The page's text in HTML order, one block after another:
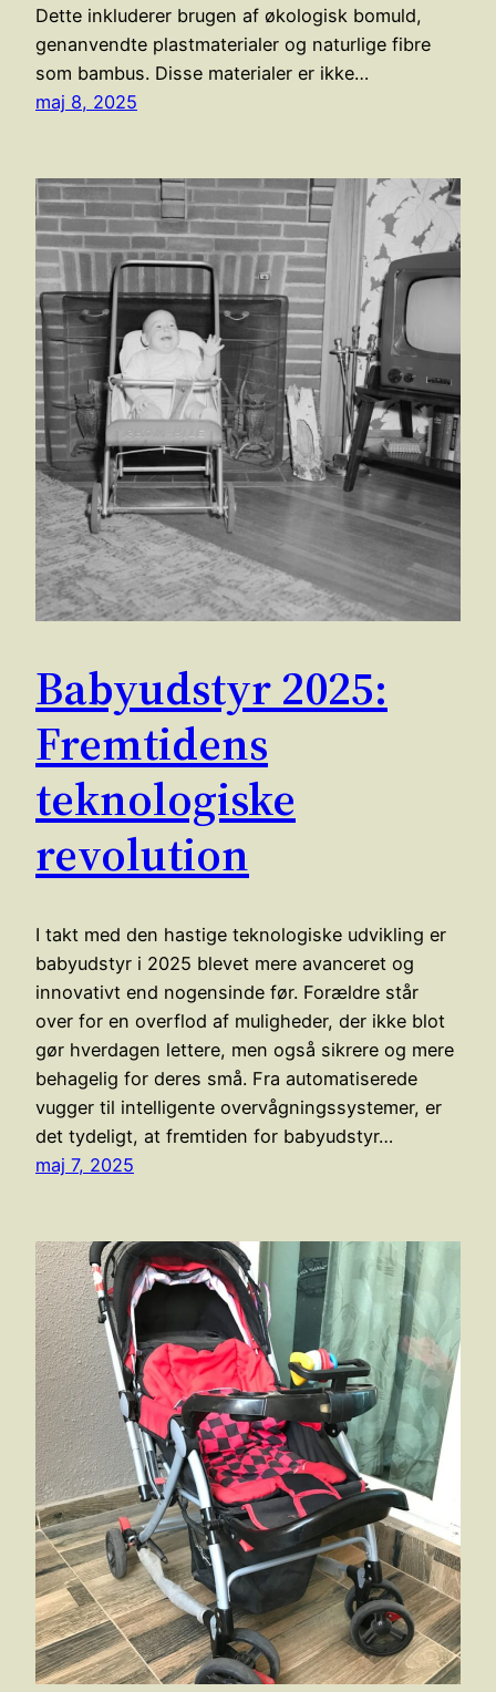
Dette inkluderer brugen af økologisk bomuld,
genanvendte plastmaterialer og naturlige fibre
som bambus. Disse materialer er ikke…
maj 8, 2025
Babyudstyr 2025:
Fremtidens
teknologiske
revolution
I takt med den hastige teknologiske udvikling er
babyudstyr i 2025 blevet mere avanceret og
innovativt end nogensinde før. Forældre står
over for en overflod af muligheder, der ikke blot
gør hverdagen lettere, men også sikrere og mere
behagelig for deres små. Fra automatiserede
vugger til intelligente overvågningssystemer, er
det tydeligt, at fremtiden for babyudstyr…
maj 7, 2025